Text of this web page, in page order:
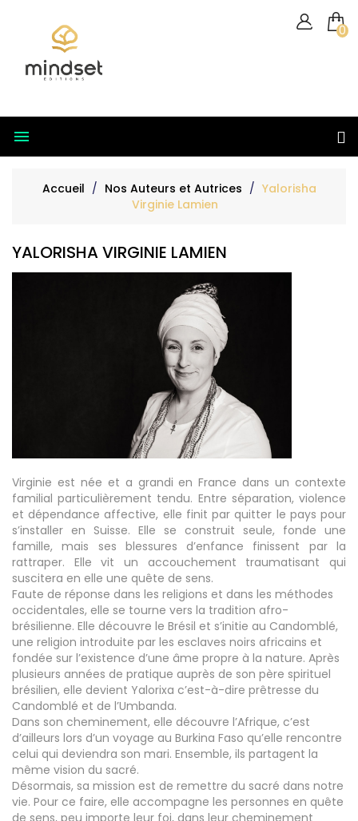
0

Accueil Nos Auteurs et Autrices
Yalorisha
Virginie Lamien
YALORISHA VIRGINIE LAMIEN
Virginie est née et a grandi en France dans un contexte
familial particulièrement tendu. Entre séparation, violence
et dépendance affective, elle finit par quitter le pays pour
s’installer en Suisse. Elle se construit seule, fonde une
famille, mais ses blessures d’enfance finissent par la
rattraper. Elle vit un accouchement traumatisant qui
suscitera en elle une quête de sens.
Faute de réponse dans les religions et dans les méthodes
occidentales, elle se tourne vers la tradition afro-
brésilienne. Elle découvre le Brésil et s’initie au Candomblé,
une religion introduite par les esclaves noirs africains et
fondée sur l’existence d’une âme propre à la nature. Après
plusieurs années de pratique auprès de son père spirituel
brésilien, elle devient Yalorixa c’est-à-dire prêtresse du
Candomblé et de l’Umbanda.
Dans son cheminement, elle découvre l’Afrique, c’est
d’ailleurs lors d’un voyage au Burkina Faso qu’elle rencontre
celui qui deviendra son mari. Ensemble, ils partagent la
même vision du sacré.
Désormais, sa mission est de remettre du sacré dans notre
vie. Pour ce faire, elle accompagne les personnes en quête